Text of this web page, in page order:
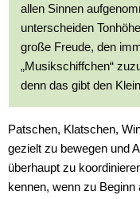
allen Sinnen
unterscheiden
große Freude, den
„Musikschiffchen“
denn das gibt den
Patschen, Klatschen,
gezielt zu bewegen und
überhaupt zu
kennen, wenn zu